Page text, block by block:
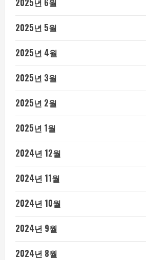
2025년 6월
2025년 5월
2025년 4월
2025년 3월
2025년 2월
2025년 1월
2024년 12월
2024년 11월
2024년 10월
2024년 9월
2024년 8월